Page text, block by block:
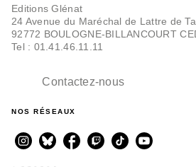
Editions Glénat
24 Avenue du Maréchal de Lattre de
92772 BOULOGNE-BILLANCOURT
Tel : 01.41.46.11.11
Contactez-nous
NOS RÉSEAUX